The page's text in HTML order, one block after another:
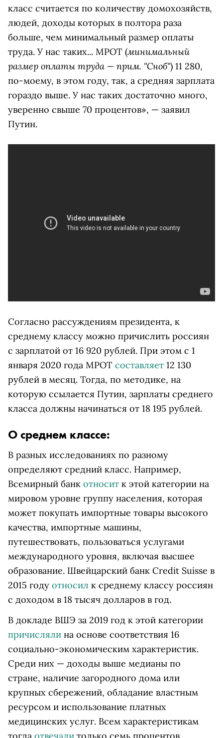
класс считается по количеству домохозяйств,
людей, доходы которых в полтора раза
больше, чем минимальный размер оплаты
труда. У нас таких... МРОТ (минимальный
размер оплаты труда — прим. "Сноб") 11 280,
по-моему, в этом году, так, а средняя зарплата
гораздо выше. У нас таких достаточно много,
уверенно свыше 70 процентов», — заявил
Путин.
Согласно рассуждениям президента, к
среднему классу можно причислить россиян
с зарплатой от 16 920 рублей. При этом с 1
января 2020 года МРОТ составляет 12 130
рублей в месяц. Тогда, по методике, на
которую ссылается Путин, зарплаты среднего
класса должны начинаться от 18 195 рублей.
О среднем классе:
В разных исследованиях по разному
определяют средний класс. Например,
Всемирный банк относит к этой категории на
мировом уровне группу населения, которая
может покупать импортные товары высокого
качества, импортные машины,
путешествовать, пользоваться услугами
международного уровня, включая высшее
образование. Швейцарский банк Credit Suisse в
2015 году относил к среднему классу россиян
с доходом в 18 тысяч долларов в год.
В докладе ВШЭ за 2019 год к этой категории
причисляли на основе соответствия 16
социально-экономическим характеристик.
Среди них — доходы выше медианы по
стране, наличие загородного дома или
крупных сбережений, обладание властным
ресурсом и использование платных
медицинских услуг. Всем характеристикам